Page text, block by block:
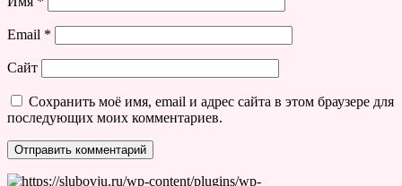
Email *
Сайт
Сохранить моё имя, email и адрес сайта в этом браузере для
последующих моих комментариев.